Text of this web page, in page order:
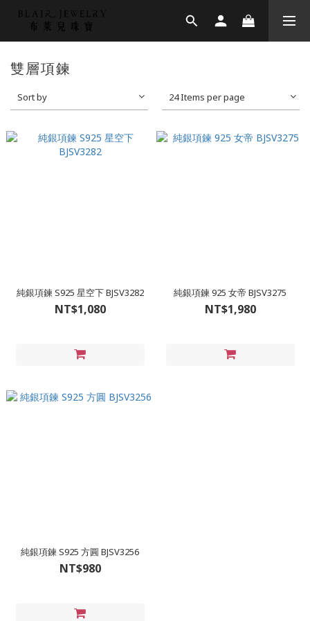
雙層項鍊
Sort by 24 Items per page
純銀項鍊 S925 星空下 BJSV3282
NT$1,080
純銀項鍊 925 女帝 BJSV3275
NT$1,980
純銀項鍊 S925 方圓 BJSV3256
NT$980